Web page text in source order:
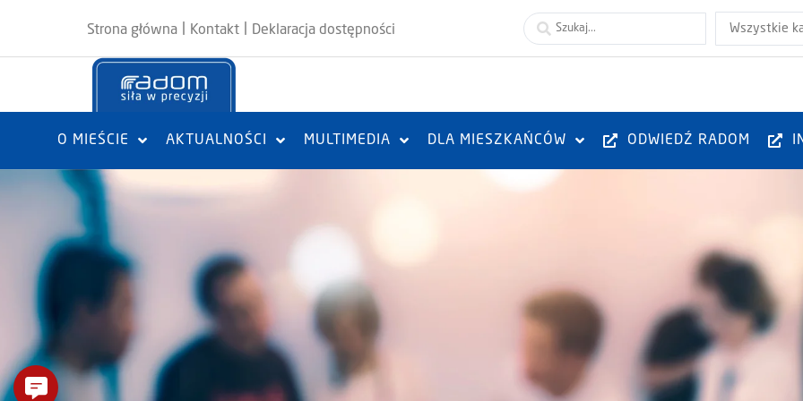
Strona główna Kontakt Deklaracja dostępności Wszystkie
O MIEŚCIE AKTUALNOŚCI MULTIMEDIA DLA MIESZKAŃCÓW ODWIEDŹ RADOM